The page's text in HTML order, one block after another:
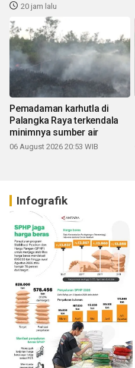
20 jam lalu
Pemadaman karhutla di
Palangka Raya terkendala
minimnya sumber air
06 August 2026 20:53 WIB
Infografik